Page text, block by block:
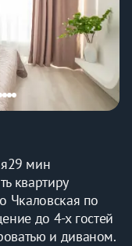
29 мин
квартиру
Чкаловская по
до 4-х гостей
и диваном.